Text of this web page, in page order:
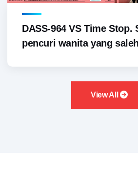
DASS-964 VS Time Stop.
pencuri wanita yang
View All